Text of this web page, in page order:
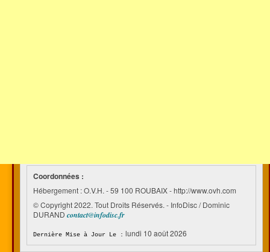
Coordonnées :
Hébergement : O.V.H. - 59 100 ROUBAIX - http://www.ovh.com
© Copyright 2022. Tout Droits Réservés. - InfoDisc / Dominic
DURAND contact@infodisc.fr
Dernière Mise à Jour Le : lundi 10 août 2026